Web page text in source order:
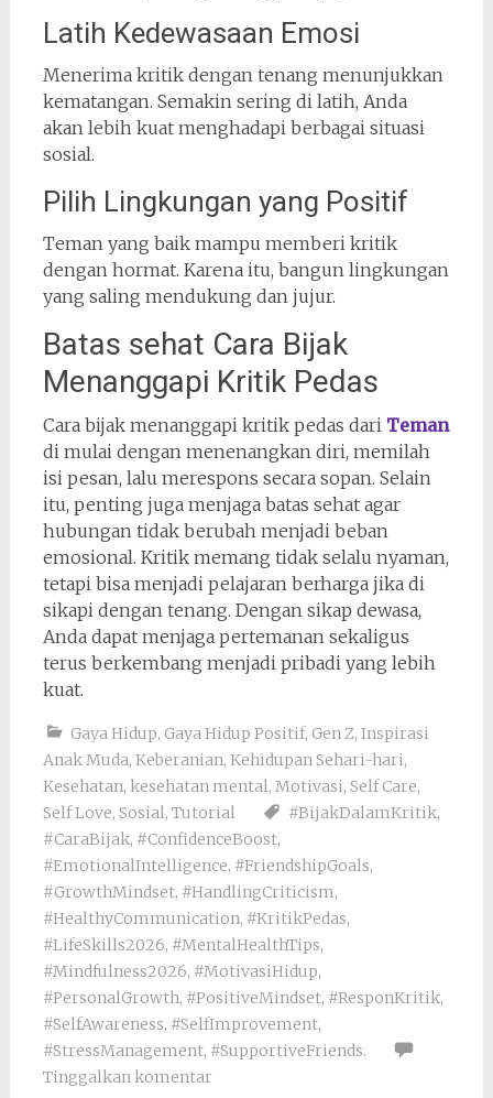
Latih Kedewasaan Emosi
Menerima kritik dengan tenang menunjukkan
kematangan. Semakin sering di latih, Anda
akan lebih kuat menghadapi berbagai situasi
sosial.
Pilih Lingkungan yang Positif
Teman yang baik mampu memberi kritik
dengan hormat. Karena itu, bangun lingkungan
yang saling mendukung dan jujur.
Batas sehat Cara Bijak
Menanggapi Kritik Pedas
Cara bijak menanggapi kritik pedas dari Teman
di mulai dengan menenangkan diri, memilah
isi pesan, lalu merespons secara sopan. Selain
itu, penting juga menjaga batas sehat agar
hubungan tidak berubah menjadi beban
emosional. Kritik memang tidak selalu nyaman,
tetapi bisa menjadi pelajaran berharga jika di
sikapi dengan tenang. Dengan sikap dewasa,
Anda dapat menjaga pertemanan sekaligus
terus berkembang menjadi pribadi yang lebih
kuat.
Gaya Hidup, Gaya Hidup Positif, Gen Z, Inspirasi
Anak Muda, Keberanian, Kehidupan Sehari-hari,
Kesehatan, kesehatan mental, Motivasi, Self Care,
Self Love, Sosial, Tutorial #BijakDalamKritik,
#CaraBijak, #ConfidenceBoost,
#EmotionalIntelligence, #FriendshipGoals,
#GrowthMindset, #HandlingCriticism,
#HealthyCommunication, #KritikPedas,
#LifeSkills2026, #MentalHealthTips,
#Mindfulness2026, #MotivasiHidup,
#PersonalGrowth, #PositiveMindset, #ResponKritik,
#SelfAwareness, #SelfImprovement,
#StressManagement, #SupportiveFriends.
Tinggalkan komentar